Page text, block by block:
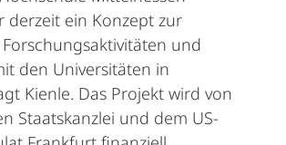
derzeit ein Konzept zur
und
den Universitäten in
Kienle. Das Projekt wird von
Staatskanzlei und dem US-